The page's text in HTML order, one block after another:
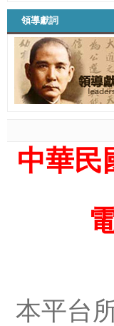
領導獻詞
中華
本平台